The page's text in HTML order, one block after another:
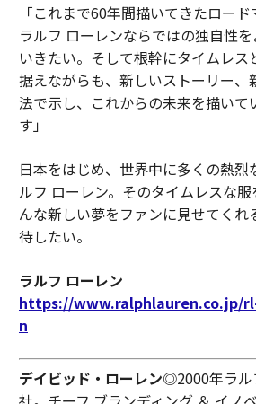
「これまで60年間描いてきたロード
ラルフ ローレンならではの独自性
いきたい。そして根幹にタイムレス
据えながらも、新しいストーリー、
法で示し、これからの未来を描いて
す」
日本をはじめ、世界中に多くの熱烈
ルフ ローレン。そのタイムレスな
んな新しい夢をファンに見せてくれ
待したい。
ラルフ ローレン
https://www.ralphlauren.co.jp/
n
デイビッド・ローレン◎2000年ラル